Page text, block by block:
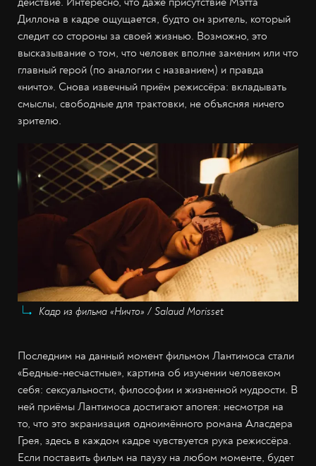
Диллона в кадре ощущается, будто он зритель, который
следит со стороны за своей жизнью. Возможно, это
высказывание о том, что человек вполне заменим или что
главный герой (по аналогии с названием) и правда
«ничто». Снова извечный приём режиссёра: вкладывать
смыслы, свободные для трактовки, не объясняя ничего
зрителю.
Кадр из фильма «Ничто» / Salaud Morisset
Последним на данный момент фильмом Лантимоса стали
«Бедные-несчастные», картина об изучении человеком
себя: сексуальности, философии и жизненной мудрости. В
ней приёмы Лантимоса достигают апогея: несмотря на
то, что это экранизация одноимённого романа Аласдера
Грея, здесь в каждом кадре чувствуется рука режиссёра.
Если поставить фильм на паузу на любом моменте, будет